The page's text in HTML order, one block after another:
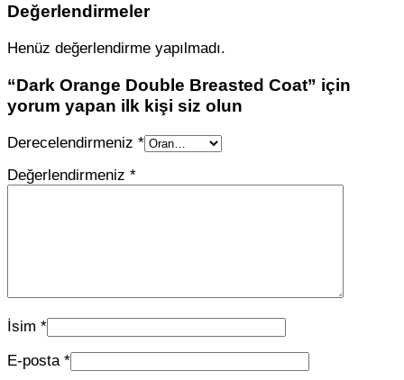
Değerlendirmeler
Henüz değerlendirme yapılmadı.
“Dark Orange Double Breasted Coat” için
yorum yapan ilk kişi siz olun
Derecelendirmeniz *
Değerlendirmeniz *
İsim *
E-posta *